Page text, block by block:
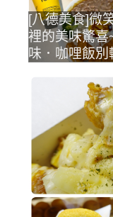
[八德美食]微
裡的美味驚
味．咖哩飯